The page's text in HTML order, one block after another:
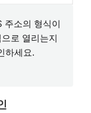
주소의 형식이
로 열리는지
하세요.